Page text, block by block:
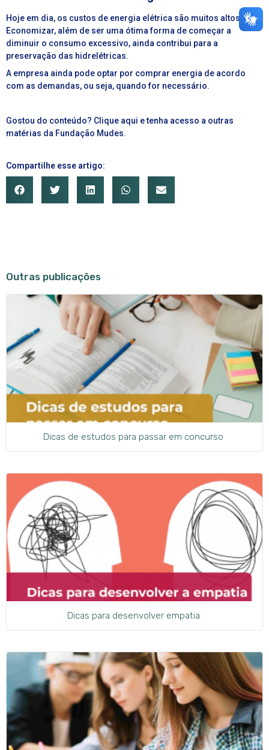
Hoje em dia, os custos de energia elétrica são muitos altos.
Economizar, além de ser uma ótima forma de começar a
diminuir o consumo excessivo, ainda contribui para a
preservação das hidrelétricas.
A empresa ainda pode optar por comprar energia de acordo
com as demandas, ou seja, quando for necessário.
Gostou do conteúdo? Clique aqui e tenha acesso a outras
matérias da Fundação Mudes.
Compartilhe esse artigo:
Outras publicações
Dicas de estudos para passar em concurso
Dicas para desenvolver empatia